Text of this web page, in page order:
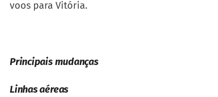
voos para Vitória.
Principais mudanças
Linhas aéreas